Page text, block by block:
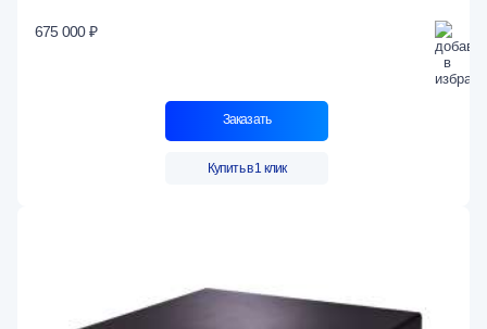
675 000 ₽
Заказать
Купить в 1 клик